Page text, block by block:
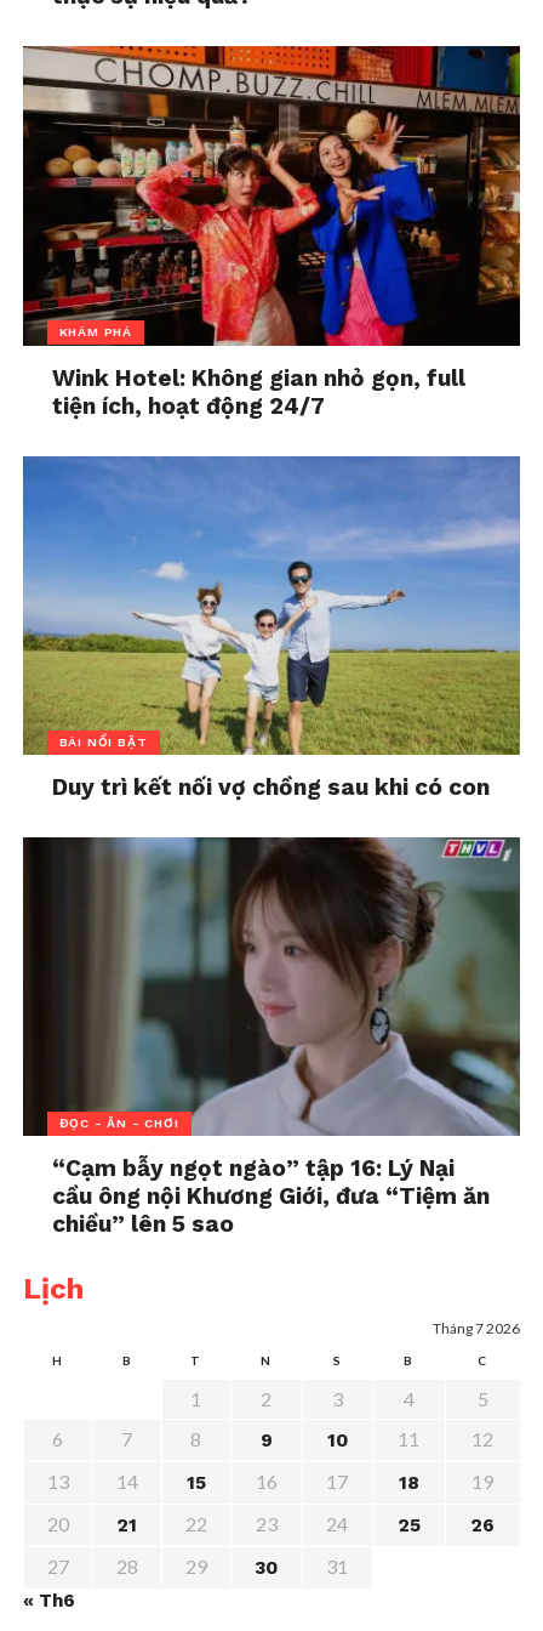
người nhận được lợi ích lớn nhất từ việc tạm ngừng
sử dụng.
Mặc dù kết quả này rất hứa hẹn, cần lưu ý rằng
nghiên cứu có quy mô mẫu nhỏ và chỉ giới hạn ở
nhóm phụ nữ sẵn sàng tạm ngừng sử dụng mạng xã
hội. Tuy nhiên, nó gợi ý rằng việc tạm rời xa mạng xã
hội có thể cải thiện sức khỏe tinh thần cho phụ nữ
trẻ.
Khi gặp lại nhà nghiên cứu, hơn một nửa số phụ nữ
trong nhóm tạm ngừng cho biết việc tránh xa mạng
xã hội là khó khăn ban đầu, nhưng dễ dàng hơn sau
thế thời gian dùng mạng xã hội bằng những hoạt
động lành mạnh hơn như trò chuyện với bạn bè, đọc
sách, tập thể dục, hoặc ngủ.
Nếu bạn đang gặp khó khăn với hình ảnh cơ thể, tại
sao không thử tạm ngừng sử dụng mạng xã hội?
Không giống như nhiều phương pháp can thiệp sức
khỏe tinh thần khác, việc tạm dừng này hoàn toàn
miễn phí! Hãy thử và cảm nhận sự khác biệt mà nó
cái trên mạng xã hội
hưởng như thế nào đến
In "Chia sẻ"
Tác hại và cách khắc
KHÁM PHÁ
Wink Hotel: Không gian nhỏ gọn, full
tiện ích, hoạt động 24/7
BÀI NỔI BẬT
Duy trì kết nối vợ chồng sau khi có con
ĐỌC - ĂN - CHƠI
“Cạm bẫy ngọt ngào” tập 16: Lý Nại
cầu ông nội Khương Giới, đưa “Tiệm ăn
chiều” lên 5 sao
Lịch
Tháng 7 2026
H B T N S B C
1 2 3 4
5
6
7 8 9 10 11
12
13
14 15 16 17 18
19
20
21 22 23 24 25 26
27 28 29 30 31
« Th6